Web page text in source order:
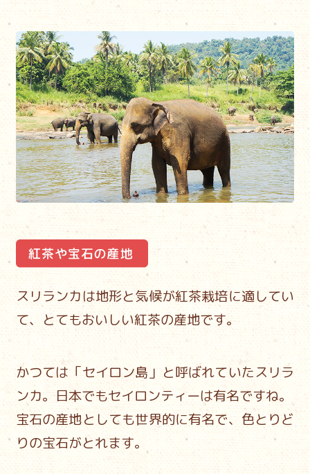
スリランカは地形と気候が紅茶栽培に適してい
て、 とてもおいしい紅茶の産地です。
かつては「セイロン島」と呼ばれていたスリラ
ンカ。日本でもセイロンティーは有名ですね。
宝石の産地としても世界的に有名で、色とりど
りの宝石がとれます。